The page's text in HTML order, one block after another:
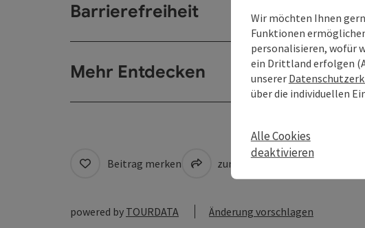
Barrierefreiheit
Mehr Entdecken
Beitrag merken zum Merkzettel
powered by TOURDATA Änderung vorschlagen
Wir möchten Ihnen
Funktionen
personalisieren, wofür
ein Drittland erfolgen
unserer
über die individuellen
Alle Cookies
deaktivieren